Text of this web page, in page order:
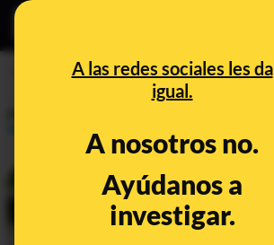
A las redes sociales les da
igual.
A nosotros no.
Ayúdanos a
investigar.
superalimento